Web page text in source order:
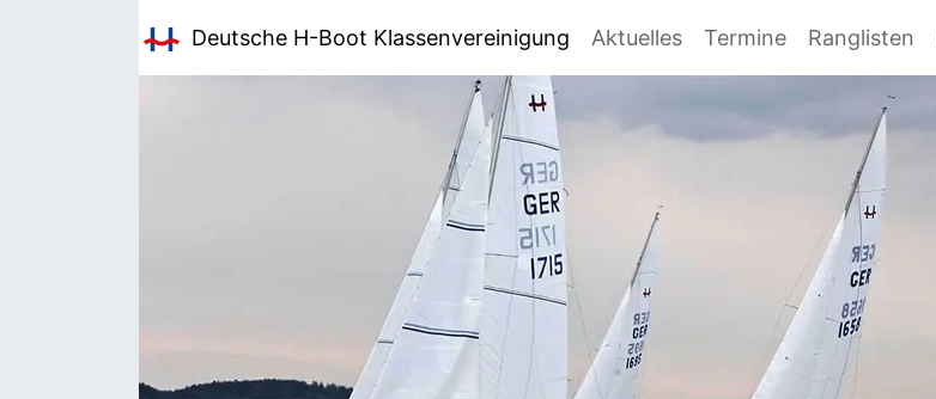
Deutsche H-Boot Klassenvereinigung Aktuelles Termine Ranglisten